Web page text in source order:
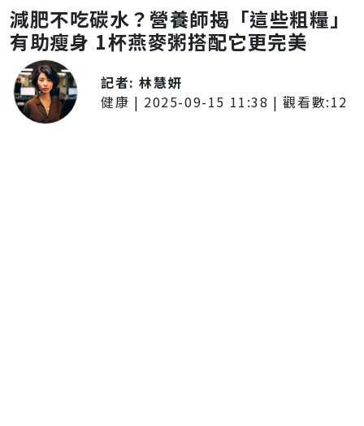
減肥不吃碳水？營養師揭「這些粗糧」
有助瘦身 1杯燕麥粥搭配它更完美
記者:林慧妍
健康 | 2025-09-15 11:38 | 觀看數:12